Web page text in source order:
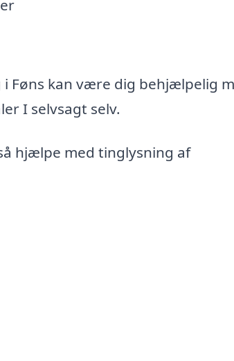
Føns kan være dig behjælpelig
I selvsagt selv.
hjælpe med tinglysning af